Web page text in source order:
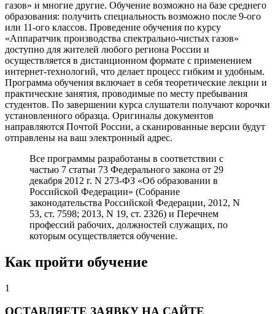
газов» и многие другие. Обучение возможно на базе среднего
образования: получить специальность возможно после 9-ого
или 11-ого классов. Проведение обучения по курсу
«Аппаратчик производства спектрально-чистых газов»
доступно для жителей любого региона России и
осуществляется в дистанционном формате с применением
интернет-технологий, что делает процесс гибким и удобным.
Программа обучения включает в себя теоретические лекции и
практические занятия, проводимые по месту пребывания
студентов. По завершении курса слушатели получают корочки
установленного образца. Оригиналы документов
направляются Почтой России, а сканированные версии будут
отправлены на ваш электронный адрес.
Все программы разработаны в соответствии с
частью 7 статьи 73 Федерального закона от 29
декабря 2012 г. N 273-ФЗ «Об образовании в
Российской Федерации» (Собрание
законодательства Российской Федерации, 2012, N
53, ст. 7598; 2013, N 19, ст. 2326) и Перечнем
профессий рабочих, должностей служащих, по
которым осуществляется обучение.
Как пройти обучение
1